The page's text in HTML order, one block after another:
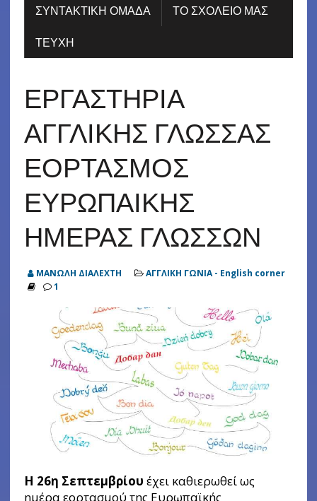
ΣΥΝΤΑΚΤΙΚΗ ΟΜΑΔΑ
ΤΟ ΣΧΟΛΕΙΟ ΜΑΣ
ΤΕΥΧΗ
ΕΡΓΑΣΤΗΡΙΑ
ΑΓΓΛΙΚΗΣ ΓΛΩΣΣΑΣ
ΕΟΡΤΑΣΜΟΣ
ΕΥΡΩΠΑΙΚΗΣ
ΗΜΕΡΑΣ ΓΛΩΣΣΩΝ
ΜΑΝΩΛΗ ΔΙΑΛΕΧΤΗ
ΑΓΓΛΙΚΗ ΓΩΝΙΑ - English corner
1
Η 26η Σεπτεμβρίου έχει καθιερωθεί ως
ημέρα εορτασμού της Ευρωπαϊκής